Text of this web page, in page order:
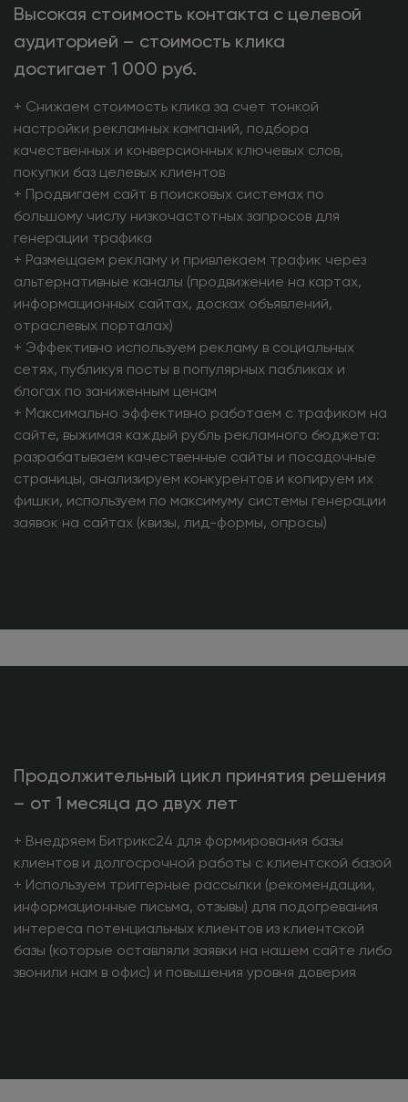
Высокая стоимость контакта с целевой
аудиторией – стоимость клика
достигает 1 000 руб.
+ Снижаем стоимость клика за счет тонкой
настройки рекламных кампаний, подбора
качественных и конверсионных ключевых слов,
покупки баз целевых клиентов
+ Продвигаем сайт в поисковых системах по
большому числу низкочастотных запросов для
генерации трафика
+ Размещаем рекламу и привлекаем трафик через
альтернативные каналы (продвижение на картах,
информационных сайтах, досках объявлений,
отраслевых порталах)
+ Эффективно используем рекламу в социальных
сетях, публикуя посты в популярных пабликах и
блогах по заниженным ценам
+ Максимально эффективно работаем с трафиком на
сайте, выжимая каждый рубль рекламного бюджета:
разрабатываем качественные сайты и посадочные
страницы, анализируем конкурентов и копируем их
фишки, используем по максимуму системы генерации
заявок на сайтах (квизы, лид-формы, опросы)
Продолжительный цикл принятия решения
– от 1 месяца до двух лет
+ Внедряем Битрикс24 для формирования базы
клиентов и долгосрочной работы с клиентской базой
+ Используем триггерные рассылки (рекомендации,
информационные письма, отзывы) для подогревания
интереса потенциальных клиентов из клиентской
базы (которые оставляли заявки на нашем сайте либо
звонили нам в офис) и повышения уровня доверия